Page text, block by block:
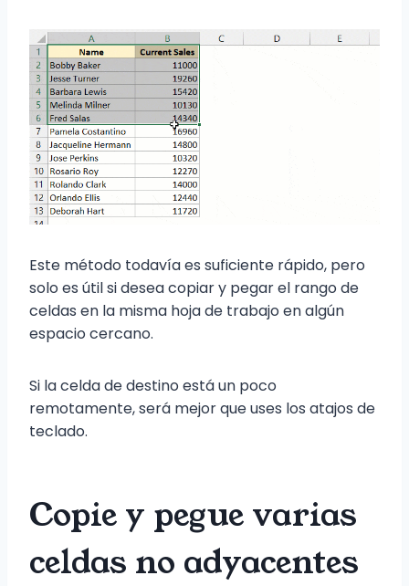
Este método todavía es suficiente rápido, pero
solo es útil si desea copiar y pegar el rango de
celdas en la misma hoja de trabajo en algún
espacio cercano.
Si la celda de destino está un poco
remotamente, será mejor que uses los atajos de
teclado.
Copie y pegue varias
celdas no adyacentes